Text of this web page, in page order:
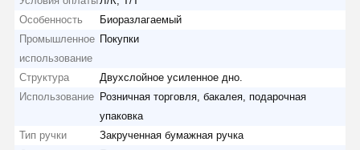
Особенность
Биоразлагаемый
Промышленное
использование
Покупки
Структура
Двухслойное усиленное дно.
Использование Розничная торговля, бакалея, подарочная
упаковка
Тип ручки
Закрученная бумажная ручка